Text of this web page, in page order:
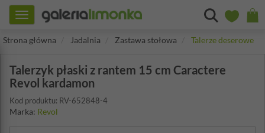
Toggle
navigation
Strona główna
Jadalnia Zastawa stołowa Talerze deserowe
Talerzyk płaski z rantem 15 cm Caractere
Revol kardamon
Kod produktu: RV-652848-4
Marka: Revol